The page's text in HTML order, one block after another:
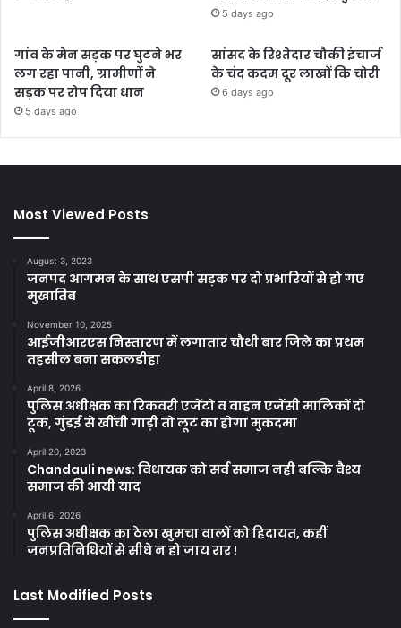
5 days ago
गांव के मेन सड़क पर घुटने भर
लग रहा पानी, ग्रामीणों ने
सड़क पर रोप दिया धान
5 days ago
सांसद के रिश्तेदार चौकी इंचार्ज
के चंद कदम दूर लाखों कि चोरी
6 days ago
Most Viewed Posts
August 3, 2023
जनपद आगमन के साथ एसपी सड़क पर दो प्रभारियों से हो गए
मुखातिब
November 10, 2025
आईजीआरएस निस्तारण में लगातार चौथी बार जिले का प्रथम
तहसील बना सकलडीहा
April 8, 2026
पुलिस अधीक्षक का रिकवरी एजेंटो व वाहन एजेंसी मालिकों दो
टूक, गुंडई से खींची गाड़ी तो लूट का होगा मुकदमा
April 20, 2023
Chandauli news: विधायक को सर्व समाज नही बल्कि वैश्य
समाज की आयी याद
April 6, 2026
पुलिस अधीक्षक का ठेला खुमचा वालों को हिदायत, कहीं
जनप्रतिनिधियों से सीधे न हो जाय रार !
Last Modified Posts